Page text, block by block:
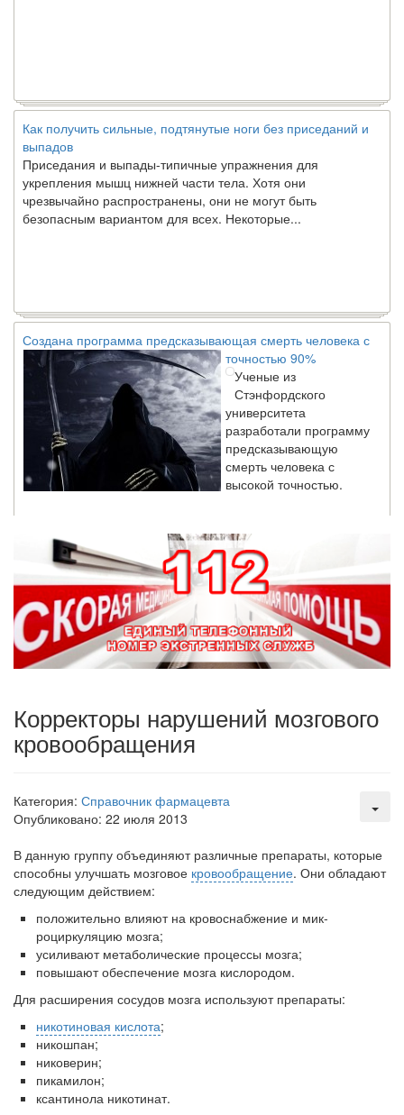
Как получить сильные, подтянутые ноги без приседаний и
выпадов
Приседания и выпады-типичные упражнения для
укрепления мышц нижней части тела. Хотя они
чрезвычайно распространены, они не могут быть
безопасным вариантом для всех. Некоторые...
Создана программа предсказывающая смерть человека с
точностью 90%
Ученые из
Стэнфордского
университета
разработали программу
предсказывающую
смерть человека с
высокой точностью.
Зарплата врачей в 2018 году превысит средний доход
россиян в два раза
Глава Минздрава РФ
Вероника Скворцова
опровергла
сообщение о падении
доходов медицинских
работников в
встрече с журналистами ведущих...
Местная анестезия развивает кардиотоксичность
надзору в сфере
касаются увеличения риска
острой кардиотоксичности и
Закон о праве родителей находиться с детьми в
Соответствующий
Корректоры нарушений мозгового
кровообращения
Категория: Справочник фармацевта
Опубликовано: 22 июля 2013
В данную группу объединяют различные препараты, которые
способны улучшать мозговое кровообращение. Они обладают
следующим действием:
положительно влияют на кровоснабжение и мик­
роциркуляцию мозга;
усиливают метаболические процессы мозга;
повышают обеспечение мозга кислородом.
Для расширения сосудов мозга используют препара­ты:
никотиновая кислота;
никошпан;
никоверин;
пикамилон;
ксантинола никотинат.